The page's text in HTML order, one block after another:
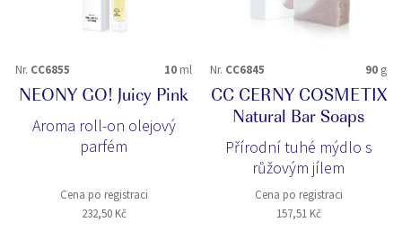
Nr. CC6855 10 ml
NEONY GO! Juicy Pink
Aroma roll-on olejový
parfém
Cena po registraci
232,50 Kč
Nr. CC6845 90 g
CC CERNY COSMETIX
Natural Bar Soaps
Přírodní tuhé mýdlo s
růžovým jílem
Cena po registraci
157,51 Kč